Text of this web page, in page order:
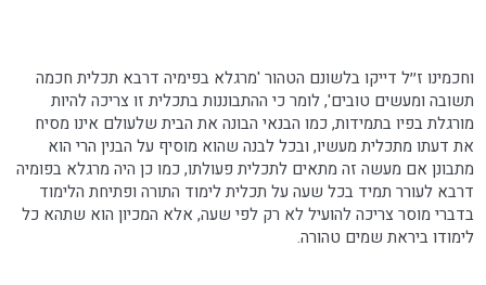
וחכמינו ז׳׳ל דייקו בלשונם הטהור 'מרגלא בפימיה דרבא תכלית חכמה
תשובה ומעשים טובים', לומר כי ההתבוננות בתכלית זו צריכה להיות
מורגלת בפיו בתמידות, כמו הבנאי הבונה את הבית שלעולם אינו מסיח
את דעתו מתכלית מעשיו, ובכל לבנה שהוא מוסיף על הבנין הרי הוא
מתבונן אם מעשה זה מתאים לתכלית פעולתו, כמו כן היה מרגלא בפומיה
דרבא לעורר תמיד בכל שעה על תכלית לימוד התורה ופתיחת הלימוד
בדברי מוסר צריכה להועיל לא רק לפי שעה, אלא המכיון הוא שתהא כל
לימודו ביראת שמים טהורה.